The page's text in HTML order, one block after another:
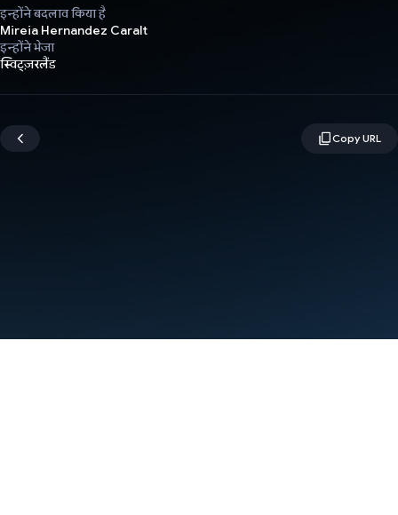
इन्होंने बदलाव किया है
Mireia Hernandez Caralt
इन्होंने भेजा
स्विट्ज़रलैंड